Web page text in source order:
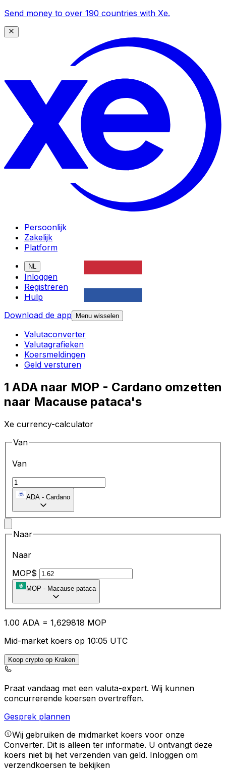
Send money to over 190 countries with Xe.
Persoonlijk
Zakelijk
Platform
NL
Inloggen
Registreren
Hulp
Download de app
Menu wisselen
Valutaconverter
Valutagrafieken
Koersmeldingen
Geld versturen
1 ADA naar MOP - Cardano omzetten
naar Macause pataca's
Xe currency-calculator
Van
Van
ADA - Cardano
Naar
Naar
MOP$
MOP - Macause pataca
1.00 ADA = 1,629818 MOP
Mid-market koers op 10:05 UTC
Koop crypto op Kraken
Praat vandaag met een valuta-expert. Wij kunnen
concurrerende koersen overtreffen.
Gesprek plannen
Wij gebruiken de midmarket koers voor onze
Converter. Dit is alleen ter informatie. U ontvangt deze
koers niet bij het verzenden van geld. Inloggen om
verzendkoersen te bekijken